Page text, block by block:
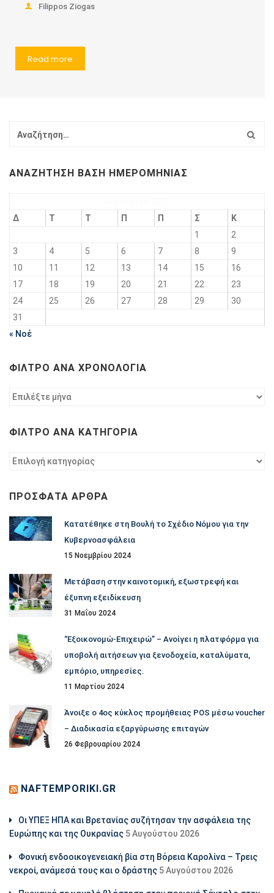
Filippos Ziogas
Read more
ΑΝΑΖΉΤΗΣΗ ΒΆΣΗ ΗΜΕΡΟΜΗΝΊΑΣ
Δ
Τ Τ Π Π Σ
Κ
1
2
3
4 5 6 7 8
9
10
11 12 13 14 15
16
17
18 19 20 21 22
23
24
25 26 27 28 29
30
31
« Νοέ
ΦΊΛΤΡΟ ΑΝΆ ΧΡΟΝΟΛΟΓΊΑ
Φίλτρο
ΦΊΛΤΡΟ ΑΝΆ ΚΑΤΗΓΟΡΊΑ
Φίλτρο
ΠΡΌΣΦΑΤΑ ΆΡΘΡΑ
Κατατέθηκε στη Βουλή το Σχέδιο Νόμου για την
Κυβερνοασφάλεια
15 Νοεμβρίου 2024
Μετάβαση στην καινοτομική, εξωστρεφή και
έξυπνη εξειδίκευση
31 Μαΐου 2024
“Εξοικονομώ-Επιχειρώ” – Ανοίγει η πλατφόρμα για
υποβολή αιτήσεων για ξενοδοχεία, καταλύματα,
εμπόριο, υπηρεσίες.
11 Μαρτίου 2024
Άνοιξε ο 4ος κύκλος προμήθειας POS μέσω voucher
– Διαδικασία εξαργύρωσης επιταγών
26 Φεβρουαρίου 2024
NAFTEMPORIKI.GR
Οι ΥΠΕΞ ΗΠΑ και Βρετανίας συζήτησαν την ασφάλεια της
Ευρώπης και της Ουκρανίας 5 Αυγούστου 2026
Φονική ενδοοικογενειακή βία στη Βόρεια Καρολίνα – Τρεις
νεκροί, ανάμεσά τους και ο δράστης 5 Αυγούστου 2026